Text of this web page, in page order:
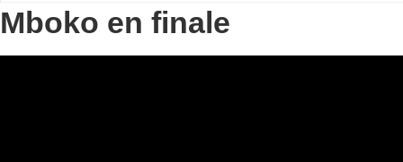
Mboko en finale